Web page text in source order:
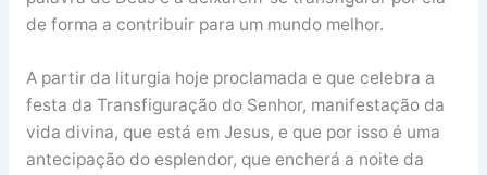
de forma a contribuir para um mundo melhor.
A partir da liturgia hoje proclamada e que celebra a
festa da Transfiguração do Senhor, manifestação da
vida divina, que está em Jesus, e que por isso é uma
antecipação do esplendor, que encherá a noite da